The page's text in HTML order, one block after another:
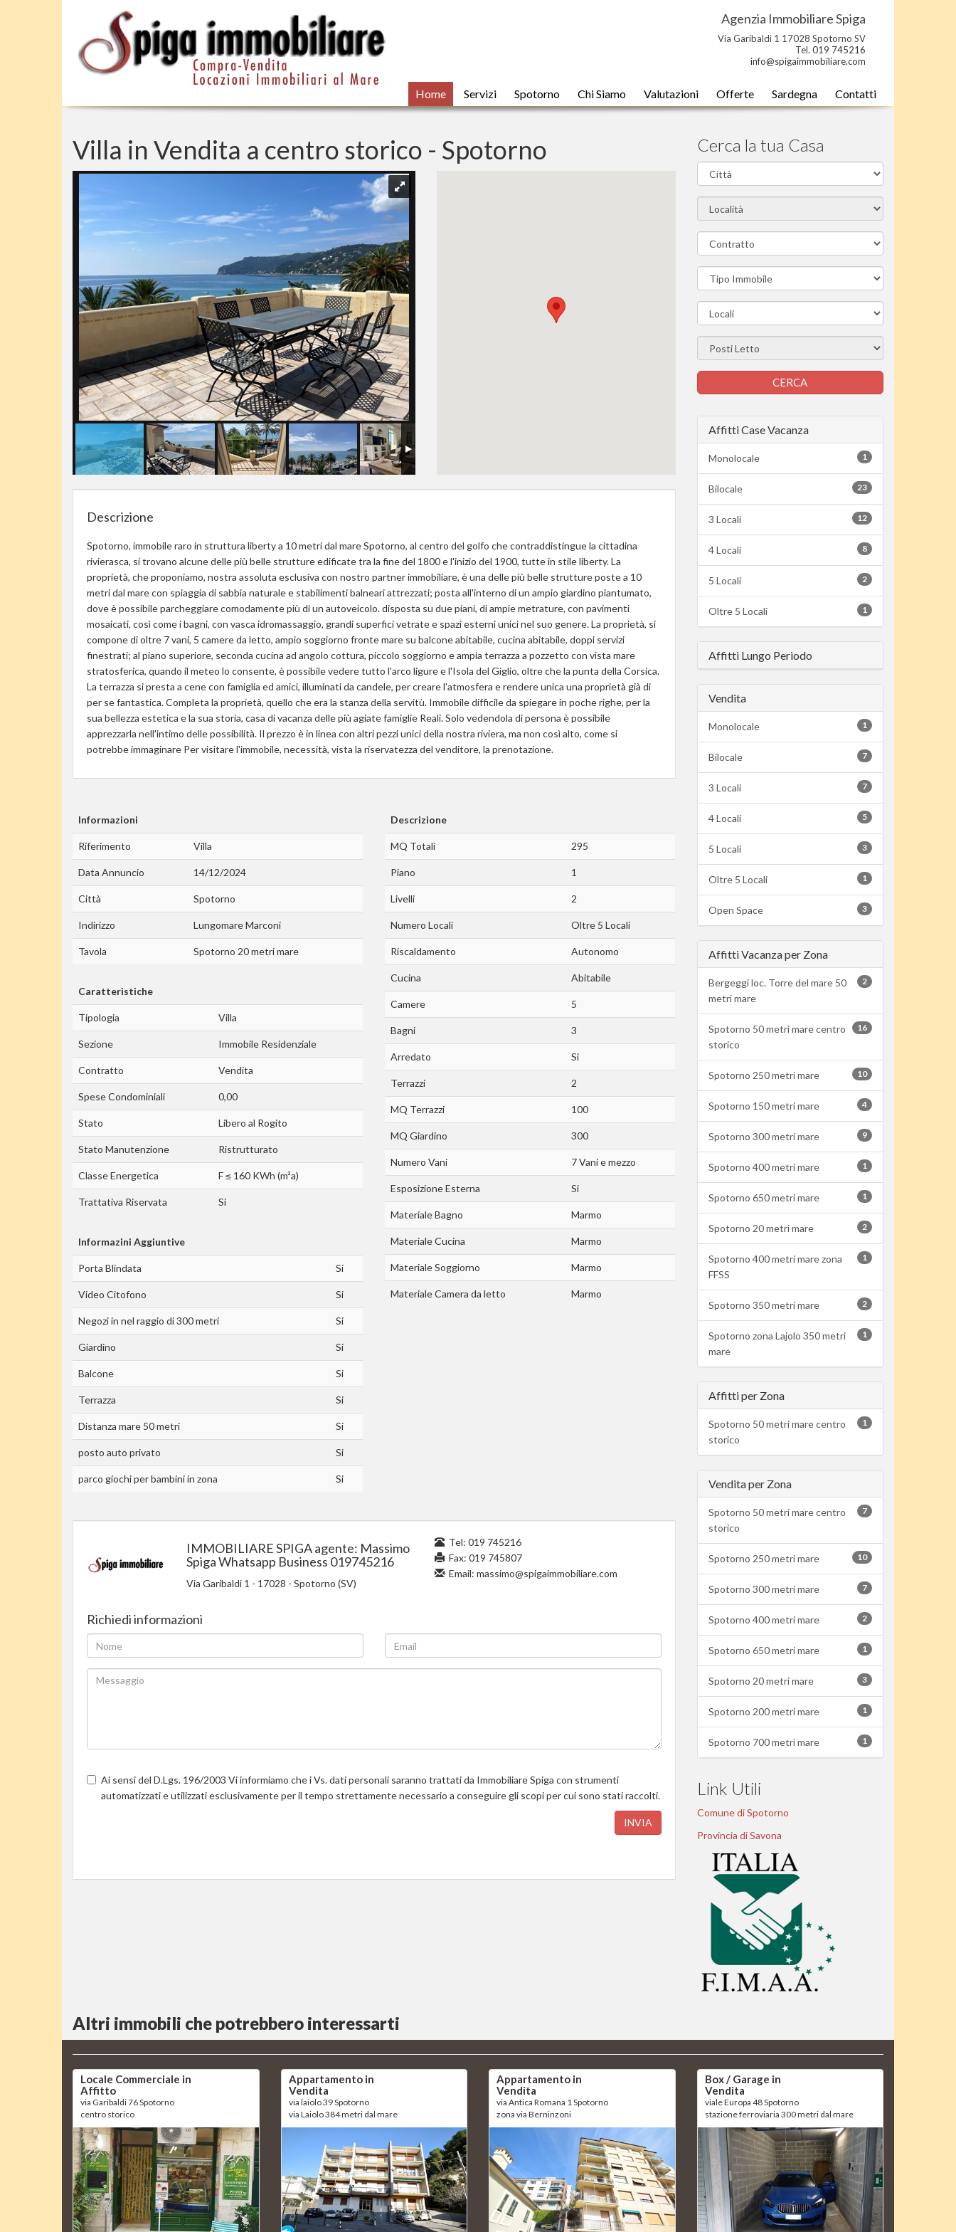
Agenzia Immobiliare Spiga
Via Garibaldi 1 17028 Spotorno SV
Tel. 019 745216
info@spigaimmobiliare.com
Home Servizi Spotorno Chi Siamo Valutazioni Offerte Sardegna Contatti
Villa in Vendita a centro storico - Spotorno
Descrizione
Spotorno, immobile raro in struttura liberty a 10 metri dal mare Spotorno, al centro del golfo che contraddistingue la cittadina
rivierasca, si trovano alcune delle più belle strutture edificate tra la fine del 1800 e l'inizio del 1900, tutte in stile liberty. La
proprietà, che proponiamo, nostra assoluta esclusiva con nostro partner immobiliare, è una delle più belle strutture poste a 10
metri dal mare con spiaggia di sabbia naturale e stabilimenti balneari attrezzati; posta all'interno di un ampio giardino piantumato,
dove è possibile parcheggiare comodamente più di un autoveicolo. disposta su due piani, di ampie metrature, con pavimenti
mosaicati, così come i bagni, con vasca idromassaggio, grandi superfici vetrate e spazi esterni unici nel suo genere. La proprietà, si
compone di oltre 7 vani, 5 camere da letto, ampio soggiorno fronte mare su balcone abitabile, cucina abitabile, doppi servizi
finestrati; al piano superiore, seconda cucina ad angolo cottura, piccolo soggiorno e ampia terrazza a pozzetto con vista mare
stratosferica, quando il meteo lo consente, è possibile vedere tutto l'arco ligure e l'Isola del Giglio, oltre che la punta della Corsica.
La terrazza si presta a cene con famiglia ed amici, illuminati da candele, per creare l'atmosfera e rendere unica una proprietà già di
per se fantastica. Completa la proprietà, quello che era la stanza della servitù. Immobile difficile da spiegare in poche righe, per la
sua bellezza estetica e la sua storia, casa di vacanza delle più agiate famiglie Reali. Solo vedendola di persona è possibile
apprezzarla nell'intimo delle possibilità. Il prezzo è in linea con altri pezzi unici della nostra riviera, ma non così alto, come si
potrebbe immaginare Per visitare l'immobile, necessità, vista la riservatezza del venditore, la prenotazione.
Informazioni
Riferimento Villa
Data Annuncio 14/12/2024
Città Spotorno
Indirizzo Lungomare Marconi
Tavola Spotorno 20 metri mare
Caratteristiche
Tipologia Villa
Sezione Immobile Residenziale
Contratto Vendita
Spese Condominiali 0,00
Stato Libero al Rogito
Stato Manutenzione Ristrutturato
Classe Energetica F ≤ 160 KWh (m²a)
Trattativa Riservata Si
Informazini Aggiuntive
Porta Blindata Si
Video Citofono Si
Negozi in nel raggio di 300 metri Si
Giardino Si
Balcone Si
Terrazza Si
Distanza mare 50 metri Si
posto auto privato Si
parco giochi per bambini in zona Si
Descrizione
MQ Totali 295
Piano 1
Livelli 2
Numero Locali Oltre 5 Locali
Riscaldamento Autonomo
Cucina Abitabile
Camere 5
Bagni 3
Arredato Si
Terrazzi 2
MQ Terrazzi 100
MQ Giardino 300
Numero Vani 7 Vani e mezzo
Esposizione Esterna Si
Materiale Bagno Marmo
Materiale Cucina Marmo
Materiale Soggiorno Marmo
Materiale Camera da letto Marmo
IMMOBILIARE SPIGA agente: Massimo
Spiga Whatsapp Business 019745216
Via Garibaldi 1 - 17028 - Spotorno (SV)
Tel: 019 745216
Fax: 019 745807
Email: massimo@spigaimmobiliare.com
Richiedi informazioni
Ai sensi del D.Lgs. 196/2003 Vi informiamo che i Vs. dati personali saranno trattati da Immobiliare Spiga con strumenti
automatizzati e utilizzati esclusivamente per il tempo strettamente necessario a conseguire gli scopi per cui sono stati raccolti.
INVIA
Cerca la tua Casa
Affitti Case Vacanza
1
Monolocale
23
Bilocale
12
3 Locali
8
4 Locali
2
5 Locali
1
Oltre 5 Locali
Affitti Lungo Periodo
Vendita
1
Monolocale
7
Bilocale
7
3 Locali
5
4 Locali
3
5 Locali
1
Oltre 5 Locali
3
Open Space
Affitti Vacanza per Zona
2
Bergeggi loc. Torre del mare 50
metri mare
16
Spotorno 50 metri mare centro
storico
10
Spotorno 250 metri mare
4
Spotorno 150 metri mare
9
Spotorno 300 metri mare
1
Spotorno 400 metri mare
1
Spotorno 650 metri mare
2
Spotorno 20 metri mare
1
Spotorno 400 metri mare zona
FFSS
2
Spotorno 350 metri mare
1
Spotorno zona Lajolo 350 metri
mare
Affitti per Zona
1
Spotorno 50 metri mare centro
storico
Vendita per Zona
7
Spotorno 50 metri mare centro
storico
10
Spotorno 250 metri mare
7
Spotorno 300 metri mare
2
Spotorno 400 metri mare
1
Spotorno 650 metri mare
3
Spotorno 20 metri mare
1
Spotorno 200 metri mare
1
Spotorno 700 metri mare
Link Utili
Comune di Spotorno
Provincia di Savona
Altri immobili che potrebbero interessarti
Locale Commerciale in
Affitto
via Garibaldi 76 Spotorno
centro storico
Appartamento in
Vendita
via laiolo 39 Spotorno
via Laiolo 384 metri dal mare
Appartamento in
Vendita
via Antica Romana 1 Spotorno
zona via Berninzoni
Box / Garage in
Vendita
viale Europa 48 Spotorno
stazione ferroviaria 300 metri dal mare